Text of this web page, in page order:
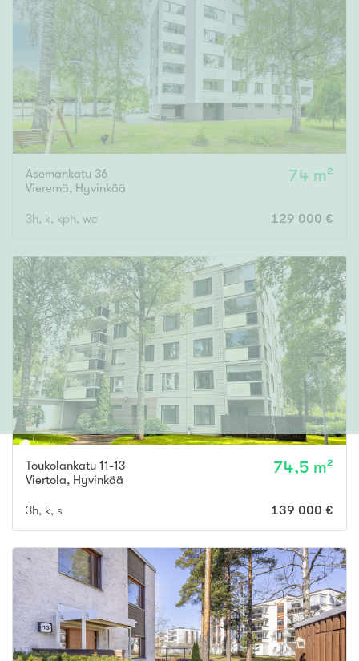
Asemankatu 36
Vieremä, Hyvinkää
74 m²
3h, k, kph, wc 129 000 €
Toukolankatu 11-13
Viertola, Hyvinkää
74,5 m²
3h, k, s 139 000 €